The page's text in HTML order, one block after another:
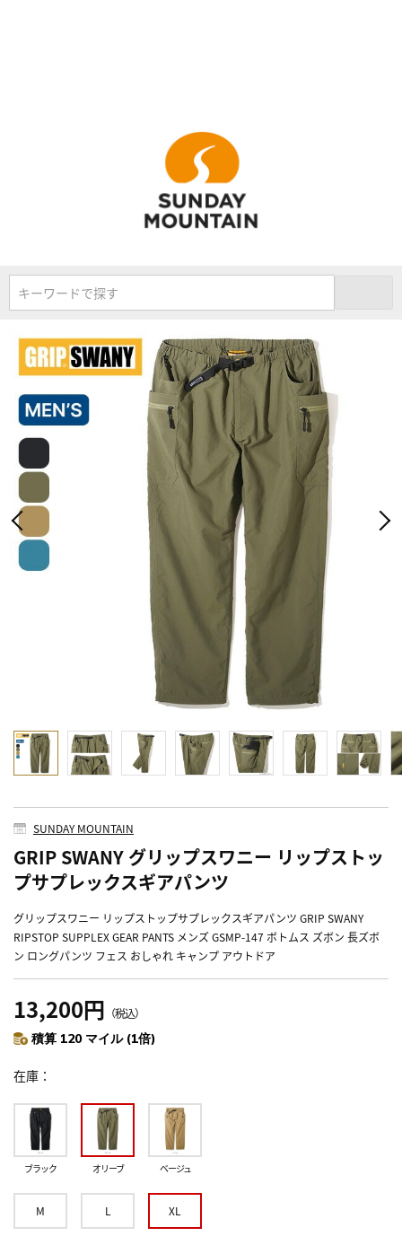
キーワードで探す
SUNDAY MOUNTAIN
GRIP SWANY グリップスワニー リップストッ
プサプレックスギアパンツ
グリップスワニー リップストップサプレックスギアパンツ GRIP SWANY
RIPSTOP SUPPLEX GEAR PANTS メンズ GSMP-147 ボトムス ズボン 長ズボ
ン ロングパンツ フェス おしゃれ キャンプ アウトドア
13,200円 （税込）
積算 120 マイル (1倍)
在庫
ブラック オリーブ ベージュ
M L XL